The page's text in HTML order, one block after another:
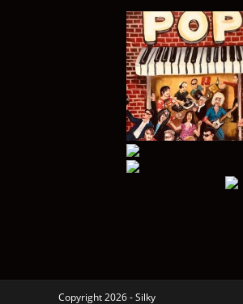
Copyright 2026 - Silky